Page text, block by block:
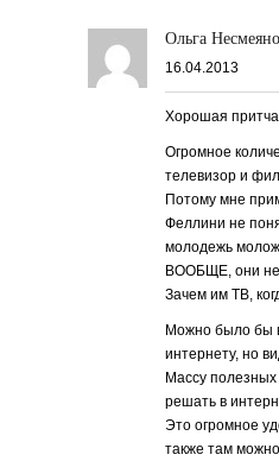
Ольга
16.04.2013
Хорошая
Огромное
телевизор и
Потому мне
Феллини не
молодежь
ВООБЩЕ, они не
Зачем им ТВ,
Можно было бы
интернету, но
Массу
решать в
Это огромное
также там можно